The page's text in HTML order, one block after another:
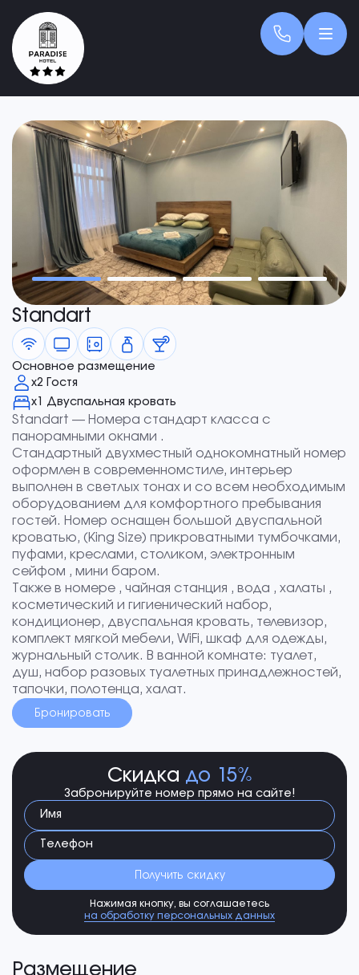
Standart
Основное размещение
х2 Гостя
х1 Двуспальная кровать
Standart — Номера cтандарт класса c
панорамными окнами .
Стандартный двухместный однокомнатный номер
оформлен в современномстиле, интерьер
выполнен в светлых тонах и со всем необходимым
оборудованием для комфортного пребывания
гостей. Номер оснащен большой двуспальной
кроватью, (King Size) прикроватными тумбочками,
пуфами, креслами, столиком, электронным
сейфом , мини баром.
Также в номере , чайная станция , вода , халаты ,
косметический и гигиенический набор,
кондиционер, двуспальная кровать, телевизор,
комплект мягкой мебели, WiFi, шкаф для одежды,
журнальный столик. В ванной комнате: туалет,
душ, набор разовых туалетных принадлежностей,
тапочки, полотенца, халат.
Бронировать
Скидка до 15%
Забронируйте номер прямо на сайте!
Имя
Телефон
Получить скидку
Нажимая кнопку, вы соглашаетесь
на обработку персональных данных
Размещение